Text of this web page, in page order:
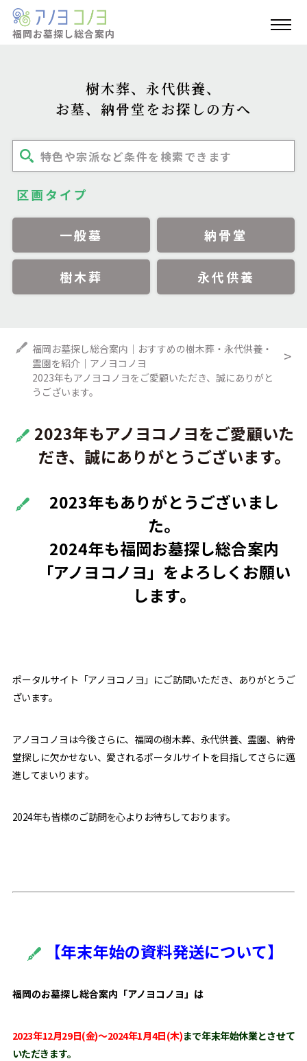
福岡お墓探し総合案内
樹木葬、永代供養、
お墓、納骨堂をお探しの方へ
特色や宗派など条件を検索できます
区画タイプ
一般墓 納骨堂
樹木葬 永代供養
福岡お墓探し総合案内｜おすすめの樹木葬・永代供養・
霊園を紹介｜アノヨコノヨ
2023年もアノヨコノヨをご愛顧いただき、誠にありがと
うございます。
2023年もアノヨコノヨをご愛顧いた
だき、誠にありがとうございます。
2023年もありがとうございまし
た。
2024年も福岡お墓探し総合案内
「アノヨコノヨ」をよろしくお願い
します。
ポータルサイト「アノヨコノヨ」にご訪問いただき、ありがとうご
ざいます。
アノヨコノヨは今後さらに、福岡の樹木葬、永代供養、霊園、納骨
堂探しに欠かせない、愛されるポータルサイトを目指してさらに邁
進してまいります。
2024年も皆様のご訪問を心よりお待ちしております。
【年末年始の資料発送について】
福岡のお墓探し総合案内「アノヨコノヨ」は
2023年12月29日(金)～2024年1月4日(木)まで年末年始休業とさせて
いただきます。